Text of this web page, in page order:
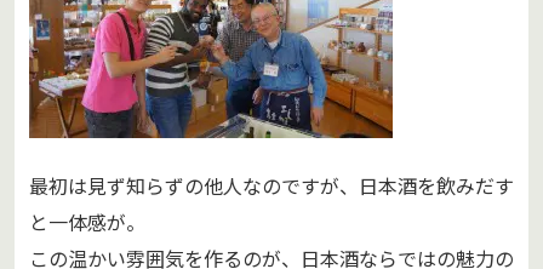
最初は見ず知らずの他人なのですが、日本酒を飲みだす
と一体感が。
この温かい雰囲気を作るのが、日本酒ならではの魅力の